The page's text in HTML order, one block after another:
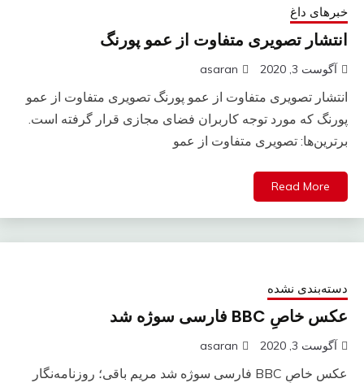
خبرهای داغ
انتشار تصویری متفاوت از عمو پورنگ
آگوست 3, 2020 asaran
انتشار تصویری متفاوت از عمو پورنگ تصویری متفاوت از عمو
پورنگ که مورد توجه کاربران فضای مجازی قرار گرفته است.
برترین‌ها: تصویری متفاوت از عمو
Read More
دسته‌بندی نشده
عکس خاصِ BBC فارسی سوژه شد
آگوست 3, 2020 asaran
عکس خاصِ BBC فارسی سوژه شد مریم باقی؛ روزنامه‌نگار